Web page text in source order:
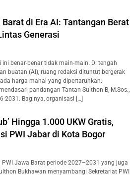
di Era AI: Tantangan Berat
Generasi
benar-benar tidak main-main. Di tengah
buatan (AI), ruang redaksi dituntut bergerak
harga mahal yang dipertaruhkan:
pandangan Tantan Sulthon B, M.Sos.,
2031. Baginya, organisasi […]
Hingga 1.000 UKW Gratis,
PWI Jabar di Kota Bogor
PWI Jawa Barat periode 2027–2031 yang juga
Bukhawan menyambangi Sekretariat PWI